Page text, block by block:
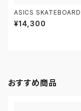
ASICS
PAN PRO
シックス スケートボーデ
¥14,300
おすすめ商品